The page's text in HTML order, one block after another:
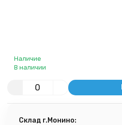
Наличие
В наличии
Склад г.Монино: